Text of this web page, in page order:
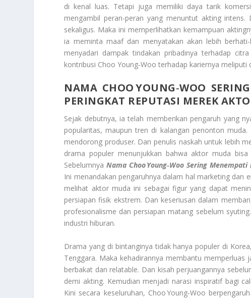
di kenal luas. Tetapi juga memiliki daya tarik
mengambil peran-peran yang menuntut akting
sekaligus. Maka ini memperlihatkan kemampuan
ia meminta maaf dan menyatakan akan lebih
menyadari dampak tindakan pribadinya terhadap
kontribusi Choo Young‑Woo terhadap kariernya
NAMA CHOO YOUNG‑WOO
PERINGKAT REPUTASI MEREK
Sejak debutnya, ia telah memberikan pengaruh yang
popularitas, maupun tren di kalangan penonton
mendorong produser. Dan penulis naskah untuk lebih
drama populer menunjukkan bahwa aktor muda
SebelumnyaNama Choo Young‑Woo Sering
Ini menandakan pengaruhnya dalam hal marketing dan
melihat aktor muda ini sebagai figur yang dapat
persiapan fisik ekstrem. Dan keseriusan dalam
profesionalisme dan persiapan matang sebelum
industri hiburan.
Drama yang di bintanginya tidak hanya populer di
Tenggara. Maka kehadirannya membantu
berbakat dan relatable. Dan kisah perjuangannya
demi akting. Kemudian menjadi narasi inspiratif bagi
Kini secara keseluruhan, Choo Young‑Woo